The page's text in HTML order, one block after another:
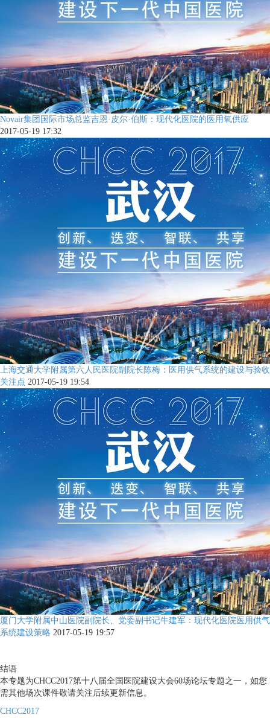
Novair集团国际市场总监吉恩·皮尔·伯斯：现代化医院的医用氧供应
2017-05-19 17:32
上海交通大学附属第六人民医院副院长陈梅：医用供气系统的建设与验收
关注点 2017-05-19 19:54
厦门大学附属中山医院副院长、党委副书记牛建军：现代化医院医用供气
系统建设策略 2017-05-19 19:57
结语
本专题为CHCC2017第十八届全国医院建设大会60场论坛专题之一，如您
需其他场次课件敬请关注后续更新信息。
CHCC2017